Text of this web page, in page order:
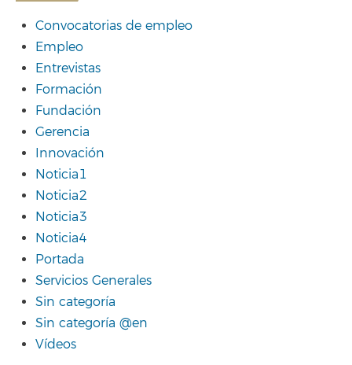
Convocatorias de empleo
Empleo
Entrevistas
Formación
Fundación
Gerencia
Innovación
Noticia1
Noticia2
Noticia3
Noticia4
Portada
Servicios Generales
Sin categoría
Sin categoría @en
Vídeos